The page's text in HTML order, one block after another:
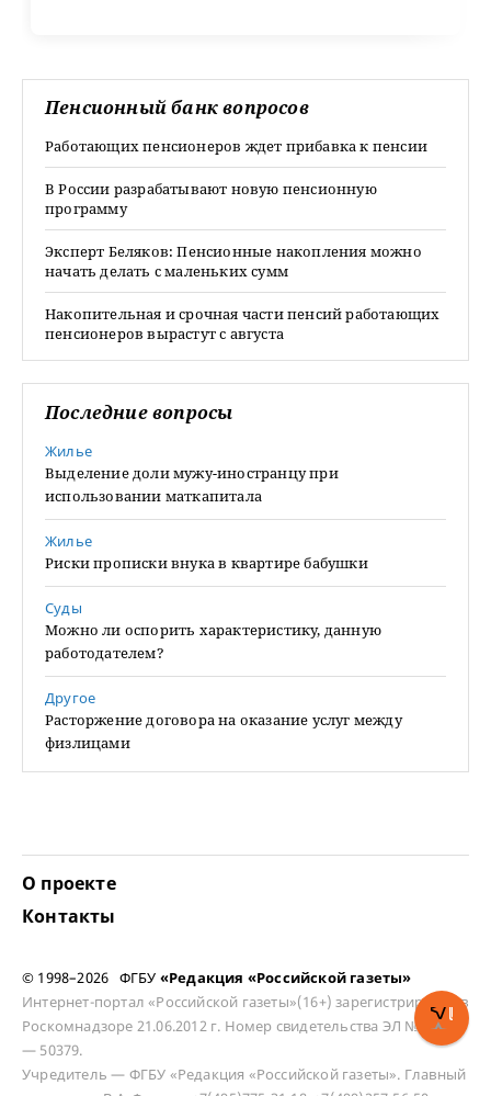
Пенсионный банк вопросов
Работающих пенсионеров ждет прибавка к пенсии
В России разрабатывают новую пенсионную
программу
Эксперт Беляков: Пенсионные накопления можно
начать делать с маленьких сумм
Накопительная и срочная части пенсий работающих
пенсионеров вырастут с августа
Последние вопросы
Жилье
Выделение доли мужу-иностранцу при
использовании маткапитала
Жилье
Риски прописки внука в квартире бабушки
Суды
Можно ли оспорить характеристику, данную
работодателем?
Другое
Расторжение договора на оказание услуг между
физлицами
О проекте
Контакты
© 1998–2026 ФГБУ «Редакция «Российской газеты»
Интернет-портал «Российской газеты»(16+) зарегистрирован в
Роскомнадзоре 21.06.2012 г. Номер свидетельства ЭЛ № ФС 77
— 50379.
Учредитель — ФГБУ «Редакция «Российской газеты». Главный